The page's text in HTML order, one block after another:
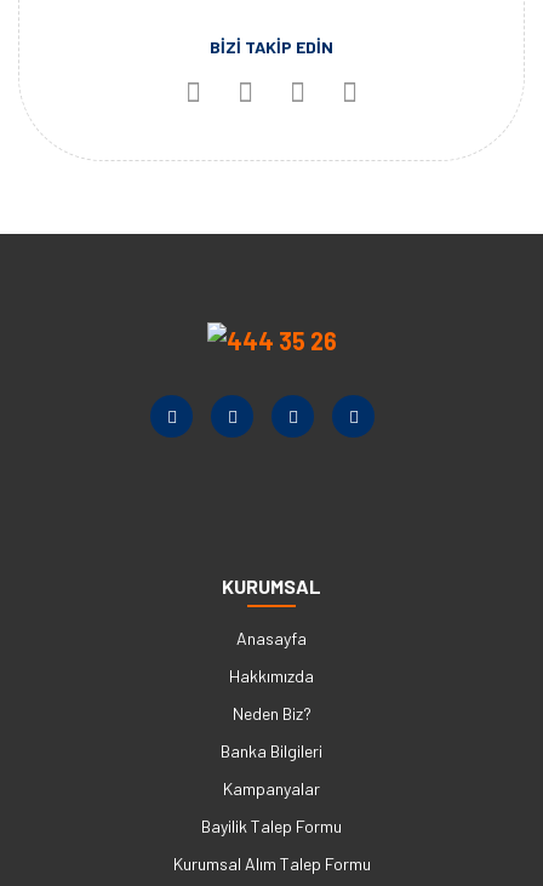
BİZİ TAKİP EDİN
KURUMSAL
Anasayfa
Hakkımızda
Neden Biz?
Banka Bilgileri
Kampanyalar
Bayilik Talep Formu
Kurumsal Alım Talep Formu